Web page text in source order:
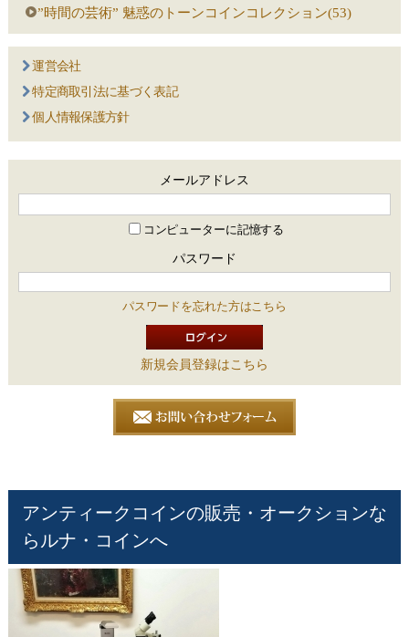
”時間の芸術” 魅惑のトーンコインコレクション(53)
運営会社
特定商取引法に基づく表記
個人情報保護方針
メールアドレス
コンピューターに記憶する
パスワード
パスワードを忘れた方はこちら
新規会員登録はこちら
アンティークコインの販売・オークションな
らルナ・コインへ